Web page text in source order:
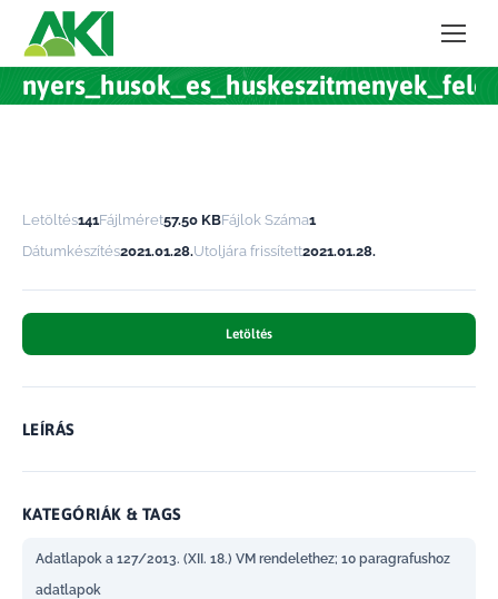
Letöltés141Fájlméret57.50 KBFájlok Száma1
Dátumkészítés2021.01.28.Utoljára frissített2021.01.28.
Letöltés
LEÍRÁS
KATEGÓRIÁK & TAGS
Adatlapok a 127/2013. (XII. 18.) VM rendelethez; 10 paragrafushoz
adatlapok